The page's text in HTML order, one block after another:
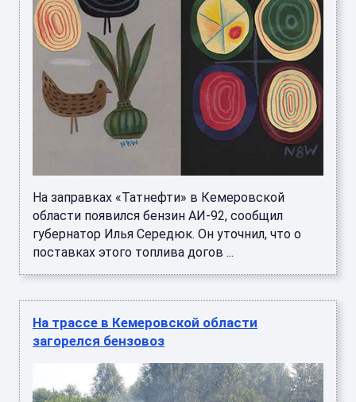
На заправках «Татнефти» в Кемеровской
области появился бензин АИ-92, сообщил
губернатор Илья Середюк. Он уточнил, что о
поставках этого топлива догов ...
На трассе в Кемеровской области
загорелся бензовоз